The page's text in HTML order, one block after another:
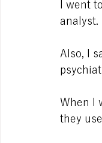
I went
analyst.
Also, I
When I
they